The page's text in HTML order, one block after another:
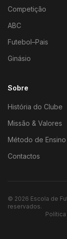
Competição
ABC
Futebol–Pais
Ginásio
Sobre
História do Clube
Missão & Valores
Método de Ensino
Contactos
© 2026 Escola de
reservados.